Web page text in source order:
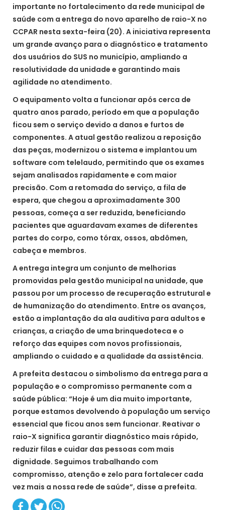
importante no fortalecimento da rede municipal de
saúde com a entrega do novo aparelho de raio-X no
CCPAR nesta sexta-feira (20). A iniciativa representa
um grande avanço para o diagnóstico e tratamento
dos usuários do SUS no município, ampliando a
resolutividade da unidade e garantindo mais
agilidade no atendimento.
O equipamento volta a funcionar após cerca de
quatro anos parado, período em que a população
ficou sem o serviço devido a danos e furtos de
componentes. A atual gestão realizou a reposição
das peças, modernizou o sistema e implantou um
software com telelaudo, permitindo que os exames
sejam analisados rapidamente e com maior
precisão. Com a retomada do serviço, a fila de
espera, que chegou a aproximadamente 300
pessoas, começa a ser reduzida, beneficiando
pacientes que aguardavam exames de diferentes
partes do corpo, como tórax, ossos, abdômen,
cabeça e membros.
A entrega integra um conjunto de melhorias
promovidas pela gestão municipal na unidade, que
passou por um processo de recuperação estrutural e
de humanização do atendimento. Entre os avanços,
estão a implantação da ala auditiva para adultos e
crianças, a criação de uma brinquedoteca e o
reforço das equipes com novos profissionais,
ampliando o cuidado e a qualidade da assistência.
A prefeita destacou o simbolismo da entrega para a
população e o compromisso permanente com a
saúde pública: “Hoje é um dia muito importante,
porque estamos devolvendo à população um serviço
essencial que ficou anos sem funcionar. Reativar o
raio-X significa garantir diagnóstico mais rápido,
reduzir filas e cuidar das pessoas com mais
dignidade. Seguimos trabalhando com
compromisso, atenção e zelo para fortalecer cada
vez mais a nossa rede de saúde”, disse a prefeita.